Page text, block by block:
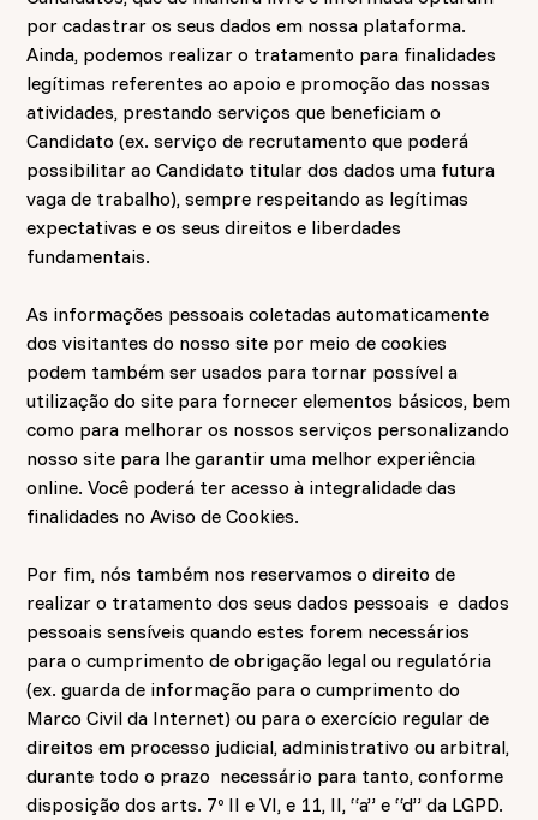
por cadastrar os seus dados em nossa plataforma.
Ainda, podemos realizar o tratamento para finalidades
legítimas referentes ao apoio e promoção das nossas
atividades, prestando serviços que beneficiam o
Candidato (ex. serviço de recrutamento que poderá
possibilitar ao Candidato titular dos dados uma futura
vaga de trabalho), sempre respeitando as legítimas
expectativas e os seus direitos e liberdades
fundamentais.
As informações pessoais coletadas automaticamente
dos visitantes do nosso site por meio de cookies
podem também ser usados para tornar possível a
utilização do site para fornecer elementos básicos, bem
como para melhorar os nossos serviços personalizando
nosso site para lhe garantir uma melhor experiência
online. Você poderá ter acesso à integralidade das
finalidades noAviso de Cookies.
Por fim, nós também nos reservamos o direito de
realizar o tratamento dos seus dados pessoais e dados
pessoais sensíveis quando estes forem necessários
para o cumprimento de obrigação legal ou regulatória
(ex. guarda de informação para o cumprimento do
Marco Civil da Internet) ou para o exercício regular de
direitos em processo judicial, administrativo ou arbitral,
durante todo o prazo necessário para tanto, conforme
disposição dos arts. 7º II e VI, e 11, II, “a” e “d” da LGPD.